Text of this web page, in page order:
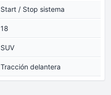
Start / Stop sistema
18
SUV
Tracción delantera